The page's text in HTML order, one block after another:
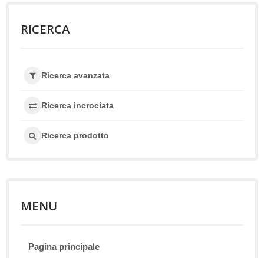
RICERCA
Ricerca avanzata
Ricerca incrociata
Ricerca prodotto
MENU
Pagina principale